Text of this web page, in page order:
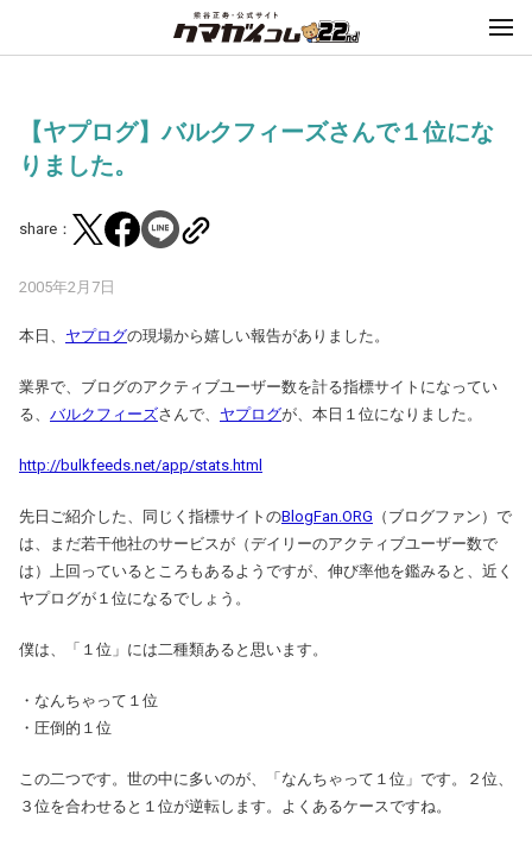
【ヤプログ】バルクフィーズさんで１位にな
りました。
share：
2005年2月7日
本日、 ヤプログの現場から嬉しい報告がありました。
業界で、ブログのアクティブユーザー数を計る指標サイトになってい
る、 バルクフィーズさんで、 ヤプログが、本日１位になりました。
http://bulkfeeds.net/app/stats.html
先日ご紹介した、同じく指標サイトのBlogFan.ORG （ブログファン）で
は、まだ若干他社のサービスが（デイリーのアクティブユーザー数で
は）上回っているところもあるようですが、伸び率他を鑑みると、近く
ヤプログが１位になるでしょう。
僕は、「１位」には二種類あると思います。
・なんちゃって１位
・圧倒的１位
この二つです。世の中に多いのが、「なんちゃって１位」です。２位、
３位を合わせると１位が逆転します。よくあるケースですね。